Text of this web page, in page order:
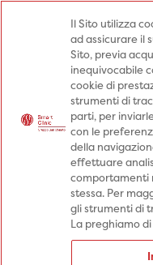
Prenota una visita
Prenota una visita
Specialità
Prestazioni
Patologie
Il Sito utilizza
ad assicurare il
Sito, previa
inequivocabile
cookie di
strumenti di
parti, per
con le
della
effettuare
comportamenti
stessa. Per
gli strumenti di
La preghiamo